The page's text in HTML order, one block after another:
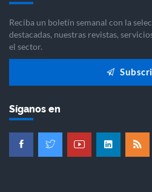
Reciba un boletín semanal con la
destacadas, nuestras revistas,
el sector.
Síganos en